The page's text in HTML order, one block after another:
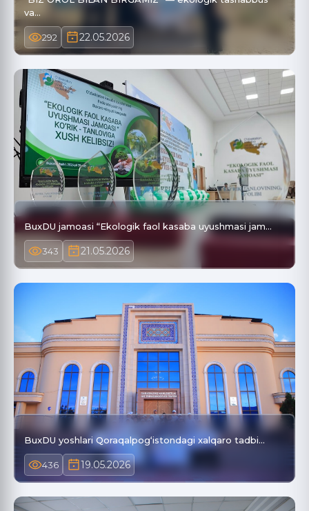
va…
292 22.05.2026
BuxDU jamoasi “Ekologik faol kasaba uyushmasi jam…
343 21.05.2026
BuxDU yoshlari Qoraqalpog‘istondagi xalqaro tadbi…
436 19.05.2026